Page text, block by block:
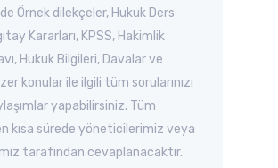
Örnek dilekçeler, Hukuk Ders
Kararları, KPSS, Hakimlik
Hukuk Bilgileri, Davalar ve
konular ile ilgili tüm sorularınızı
yapabilirsiniz. Tüm
kısa sürede yöneticilerimiz veya
tarafından cevaplanacaktır.